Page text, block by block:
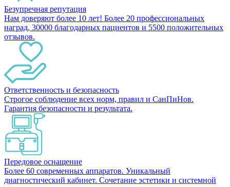
Безупречная репутация
Нам доверяют более 10 лет! Более 20 профессиональных
наград, 30000 благодарных пациентов и 5500 положительных
отзывов.
Ответственность и безопасность
Строгое соблюдение всех норм, правил и СанПиНов.
Гарантия безопасности и результата.
Передовое оснащение
Более 60 современных аппаратов. Уникальный
диагностический кабинет. Сочетание эстетики и системной